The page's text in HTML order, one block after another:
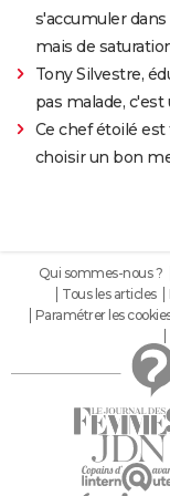
s'accumuler
mais de
Tony Silvestre,
pas malade,
Ce chef étoilé
choisir un bon
Qui sommes-nous ?
Tous les articles
Paramétrer les